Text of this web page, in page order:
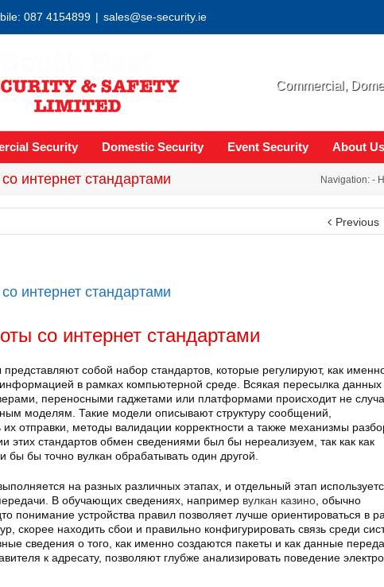
087 4154899 | sales@se-security.ie
Commercial,
Security Domestic Security Event Security About Us
интернет стандартами Navigation: -
Previous
интернет стандартами
со интернет стандартами
собой набор стандартов, которые регулируют, как
информацией в рамках компьютерной среде. Всякая пересылка данных
переносными гаджетами или платформами происходит не
моделям. Такие модели описывают структуру сообщений,
их отправки, методы валидации корректности а также механизмы
этих стандартов обмен сведениями был бы нереализуем, так как как
бы бы точно вулкан обрабатывать один другой.
на разных различных этапах, и отдельный этап
В обучающих сведениях, например вулкан казино , обычно
понимание устройства правил позволяет лучше ориентироваться в
скорее находить сбои и правильно конфигурировать связь среди
сведения о того, как именно создаются пакеты и как данные
к адресату, позволяют глубже анализировать поведение